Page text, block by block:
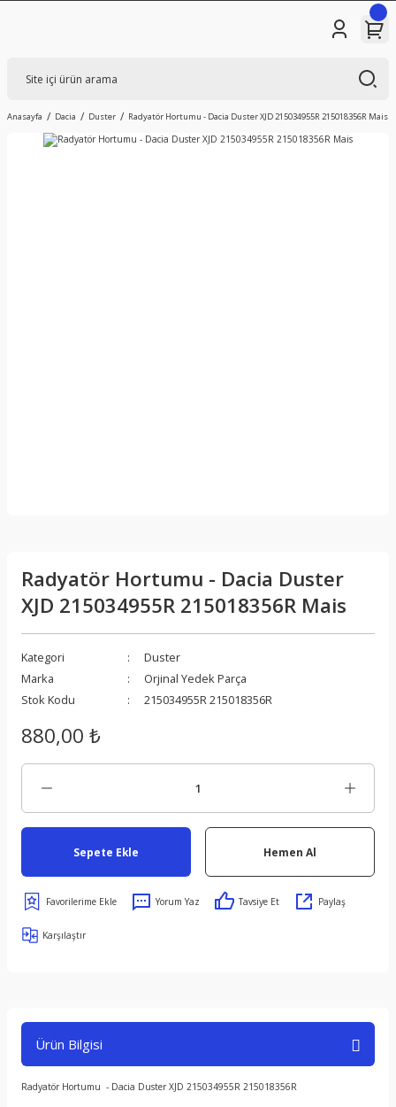
Anasayfa Dacia Duster Radyatör Hortumu - Dacia Duster XJD 215034955R 215018356R Mais
Radyatör Hortumu - Dacia Duster
XJD 215034955R 215018356R Mais
Kategori
Duster
Marka
Orjinal Yedek Parça
Stok Kodu
215034955R 215018356R
880,00 ₺
Sepete Ekle Hemen Al
Yorum Yaz Tavsiye Et Paylaş
Karşılaştır
Ürün Bilgisi
Radyatör Hortumu - Dacia Duster XJD 215034955R 215018356R